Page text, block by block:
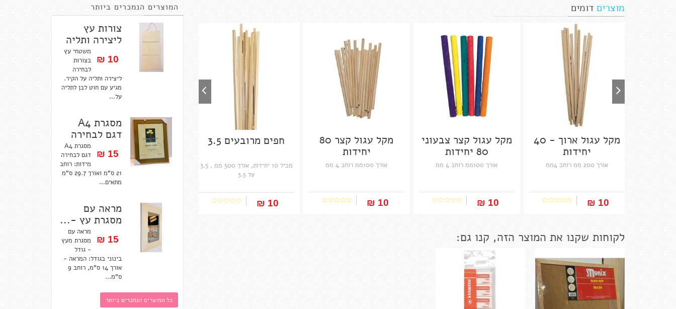
המוצרים הנמכרים ביותר
צורות עץ
ליצירה ותליה
10 ₪‎
משטחי עץ
בצורות
לבחירה
ליצירה ותליה על הקיר.
מגיע עם חוט לבן לתליה
על...
מסגרת A4
דגם לבחירה
15 ₪‎
מסגרת A4
דגם לבחירה
מידות: רוחב
21 ס"מ ואורך 29.7 ס"מ
מתאים...
מראה עם
מסגרת עץ -...
15 ₪‎
מראה עם
מסגרת מעץ
- גודל
בינוני בגודל: המראה -
אורך 14 ס"מ, רוחב 9
ס"מ...
כל המוצרים הנמכרים ביותר
מוצרים דומים
מקל עגול ארוך - 40
יחידות
אורך 200 ממ רוחב 4ממ
10 ₪‎
מקל עגול קצר צבעוני
80 יחידות
אורך 100ממ רוחב 4 ממ
10 ₪‎
מקל עגול קצר 80
יחידות
אורך 100ממ רוחב 4 ממ
10 ₪‎
חפים מרובעים 3.5
מכיל 10 יחידות, אורך 500 ממ , 3.5
על 3.5
10 ₪‎
לקוחות שקנו את המוצר הזה, קנו גם: